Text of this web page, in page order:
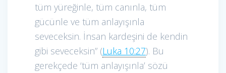
tüm yüreğinle, tüm canınla, tüm
gücünle ve tüm anlayışınla
seveceksin. İnsan kardeşini de kendin
gibi seveceksin” (Luka 10:27). Bu
gerekçede ‘tüm anlayışınla’ sözü